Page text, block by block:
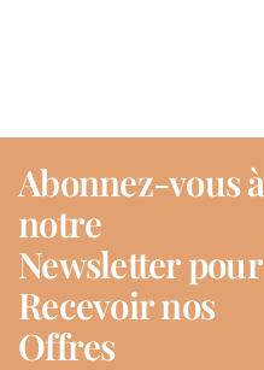
Abonnez-vous à
notre
Newsletter pour
Recevoir nos
Offres